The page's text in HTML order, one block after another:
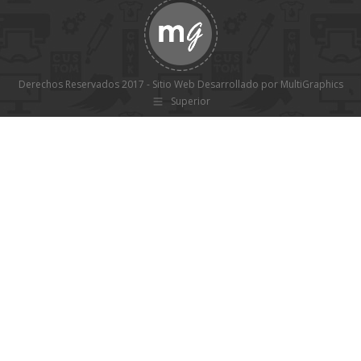
Derechos Reservados 2017 - Sitio Web Desarrollado por MultiGraphics
Superior